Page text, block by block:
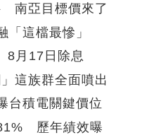
南亞目標價來了
「這檔最慘」
月17日除息
這族群全面噴出
台積電關鍵價位
歷年績效曝